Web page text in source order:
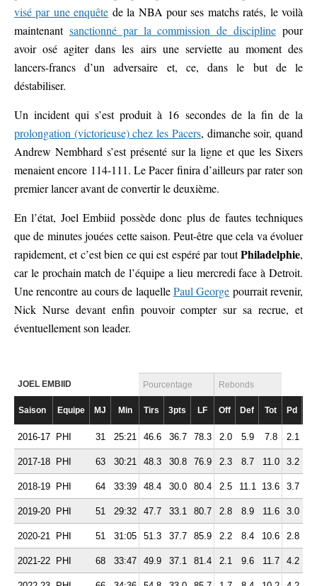
visé par une enquête de la NBA pour ses matchs ratés, le voilà
maintenant sanctionné par la commission de discipline pour
avoir osé agiter dans les airs une serviette au moment des
lancers-francs d’un adversaire et, ce, dans le but de le
déstabiliser.
Un incident qui s’est produit à 16 secondes de la fin de la
prolongation (victorieuse) chez les Pacers, dimanche soir, quand
Andrew Nembhard s’est présenté sur la ligne et que les Sixers
menaient encore 114-111. Le Pacer finira d’ailleurs par rater son
premier lancer avant de convertir le deuxième.
En l’état, Joel Embiid possède donc plus de fautes techniques
que de minutes jouées cette saison. Peut-être que cela va évoluer
rapidement, et c’est bien ce qui est espéré par toutPhiladelphie,
car le prochain match de l’équipe a lieu mercredi face à Detroit.
Une rencontre au cours de laquellePaul George pourrait revenir,
Nick Nurse devant enfin pouvoir compter sur sa recrue, et
éventuellement son leader.
JOEL EMBIID Pourcentage Rebonds
Saison Equipe MJ Min Tirs 3pts LF Off Def Tot Pd
2016-17 PHI 31 25:21 46.6 36.7 78.3 2.0 5.9 7.8 2.1
2017-18 PHI 63 30:21 48.3 30.8 76.9 2.3 8.7 11.0 3.2
2018-19 PHI 64 33:39 48.4 30.0 80.4 2.5 11.1 13.6 3.7
2019-20 PHI 51 29:32 47.7 33.1 80.7 2.8 8.9 11.6 3.0
2020-21 PHI 51 31:05 51.3 37.7 85.9 2.2 8.4 10.6 2.8
2021-22 PHI 68 33:47 49.9 37.1 81.4 2.1 9.6 11.7 4.2